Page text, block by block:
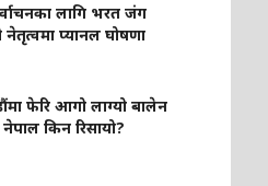
लागि भरत जंग
नेतृत्वमा प्यानल घोषणा
फेरि आगो लाग्यो बालेन
किन रिसायो?